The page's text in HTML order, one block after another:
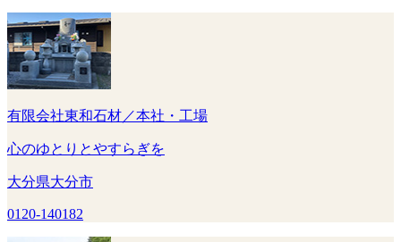
有限会社東和石材／本社・工場
心のゆとりとやすらぎを
大分県大分市
0120-140182